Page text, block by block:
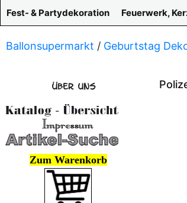
Fest- & Partydekoration
Feuerwerk,
Ballonsupermarkt / Geburtstag
Zum Warenkorb